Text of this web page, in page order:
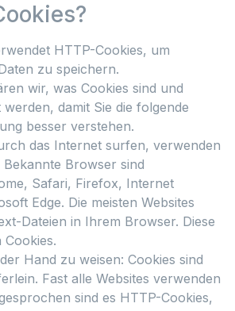
HTTP-Cookies, um
zu speichern.
wir, was Cookies sind und
damit Sie die folgende
besser verstehen.
das Internet surfen, verwenden
Browser sind
Safari, Firefox, Internet
Edge. Die meisten Websites
Dateien in Ihrem Browser. Diese
Cookies.
Hand zu weisen: Cookies sind
Fast alle Websites verwenden
sind es HTTP-Cookies,